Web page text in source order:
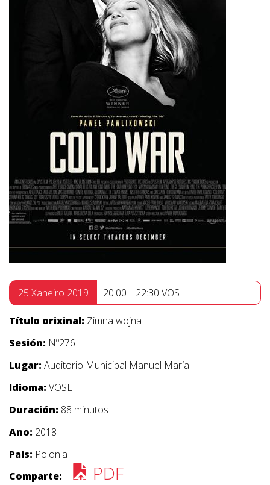
25 Xaneiro 2019 20:00 22:30 VOS
Título orixinal: Zimna wojna
Sesión: Nº276
Lugar: Auditorio Municipal Manuel María
Idioma: VOSE
Duración: 88 minutos
Ano: 2018
País: Polonia
Comparte:
PDF